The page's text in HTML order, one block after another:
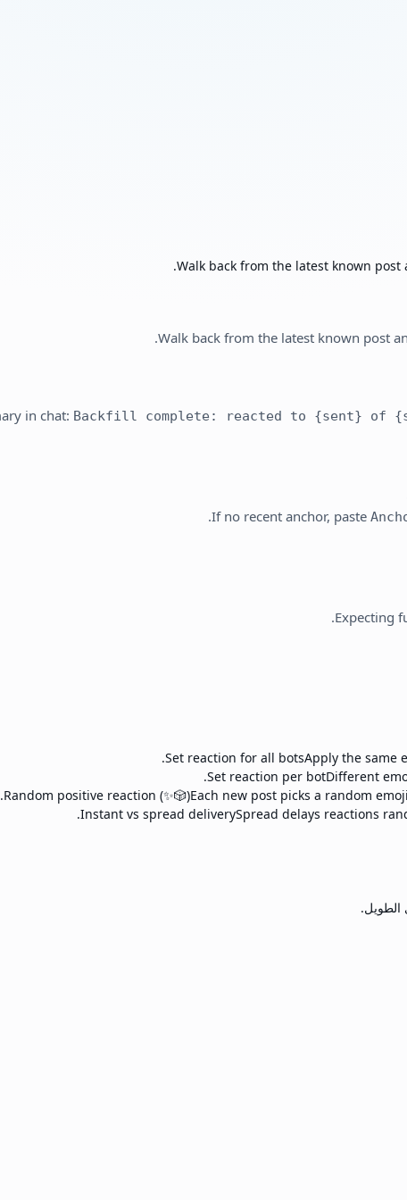
Walk back from the latest known post
Walk back from the latest known post
in chat: Backfill complete: reacted to {sent} of
If no recent anchor, paste
.
Expecting
Set reaction for all botsApply the same
Set reaction per botDifferent
Random positive reaction (✨🎲)Each new post picks a random
Instant vs spread deliverySpread delays reactions
الطويل.